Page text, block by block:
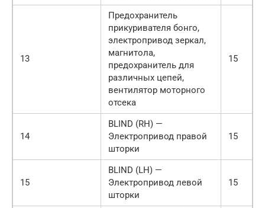
13
Предохранитель
прикуривателя бонго,
электропривод зеркал,
магнитола,
предохранитель для
различных цепей,
вентилятор моторного
отсека
15
14
BLIND (RH) —
Электропривод правой
шторки
15
15
BLIND (LH) —
Электропривод левой
шторки
15